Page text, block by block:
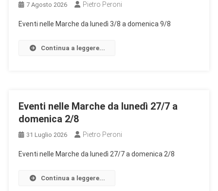
7 Agosto 2026 Pietro Peroni
Eventi nelle Marche da lunedì 3/8 a domenica 9/8
Continua a leggere...
Eventi nelle Marche da lunedì 27/7 a
domenica 2/8
31 Luglio 2026 Pietro Peroni
Eventi nelle Marche da lunedì 27/7 a domenica 2/8
Continua a leggere...